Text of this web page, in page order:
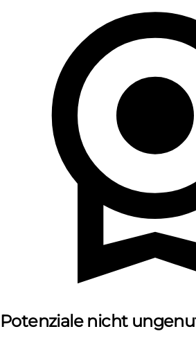
Potenziale nicht